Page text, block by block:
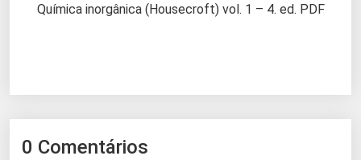
Química inorgânica (Housecroft) vol. 1 – 4. ed. PDF
0 Comentários